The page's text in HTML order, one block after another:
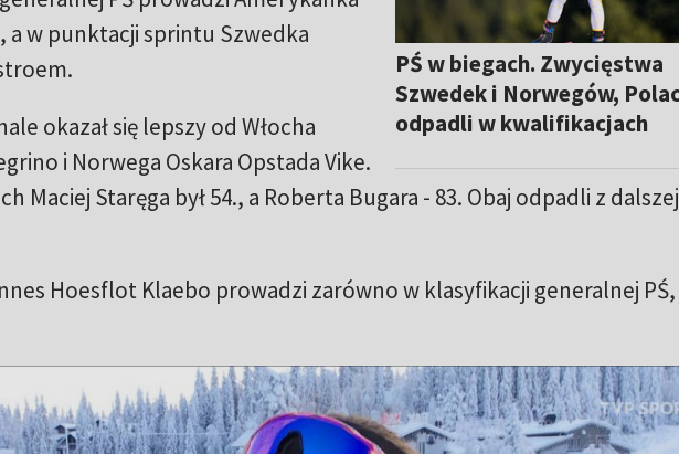
PŚ w biegach. Zwycięstwa
Szwedek i Norwegów,
odpadli w kwalifikacjach
a w punktacji sprintu Szwedka
okazał się lepszy od Włocha
i Norwega Oskara Opstada Vike.
Maciej Staręga był 54., a Roberta Bugara - 83. Obaj odpadli z dalszej
Hoesflot Klaebo prowadzi zarówno w klasyfikacji generalnej PŚ,